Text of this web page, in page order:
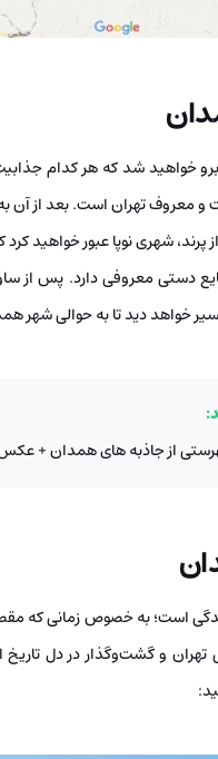
خواهید شد که هر کدام
تهران است. بعد از آن به
شهری نوپا عبور خواهید
دستی معروفی دارد. پس از
خواهد دید تا به حوالی شهر
از جاذبه های همدان +
است؛ به خصوص زمانی که
و گشت‌وگذار در دل